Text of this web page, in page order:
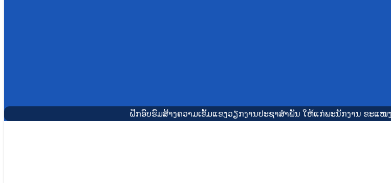
ຝຶກອົບຮົມສ້າງຄວາມເຂັ້ມແຂງວຽກງານປະຊາສໍາພັນ ໃຫ້ແກ່ພະນັກງານ ຂະແໜ